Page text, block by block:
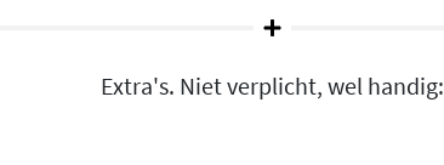
PVD- en PED-
Extra's. Niet verplicht, wel handig: